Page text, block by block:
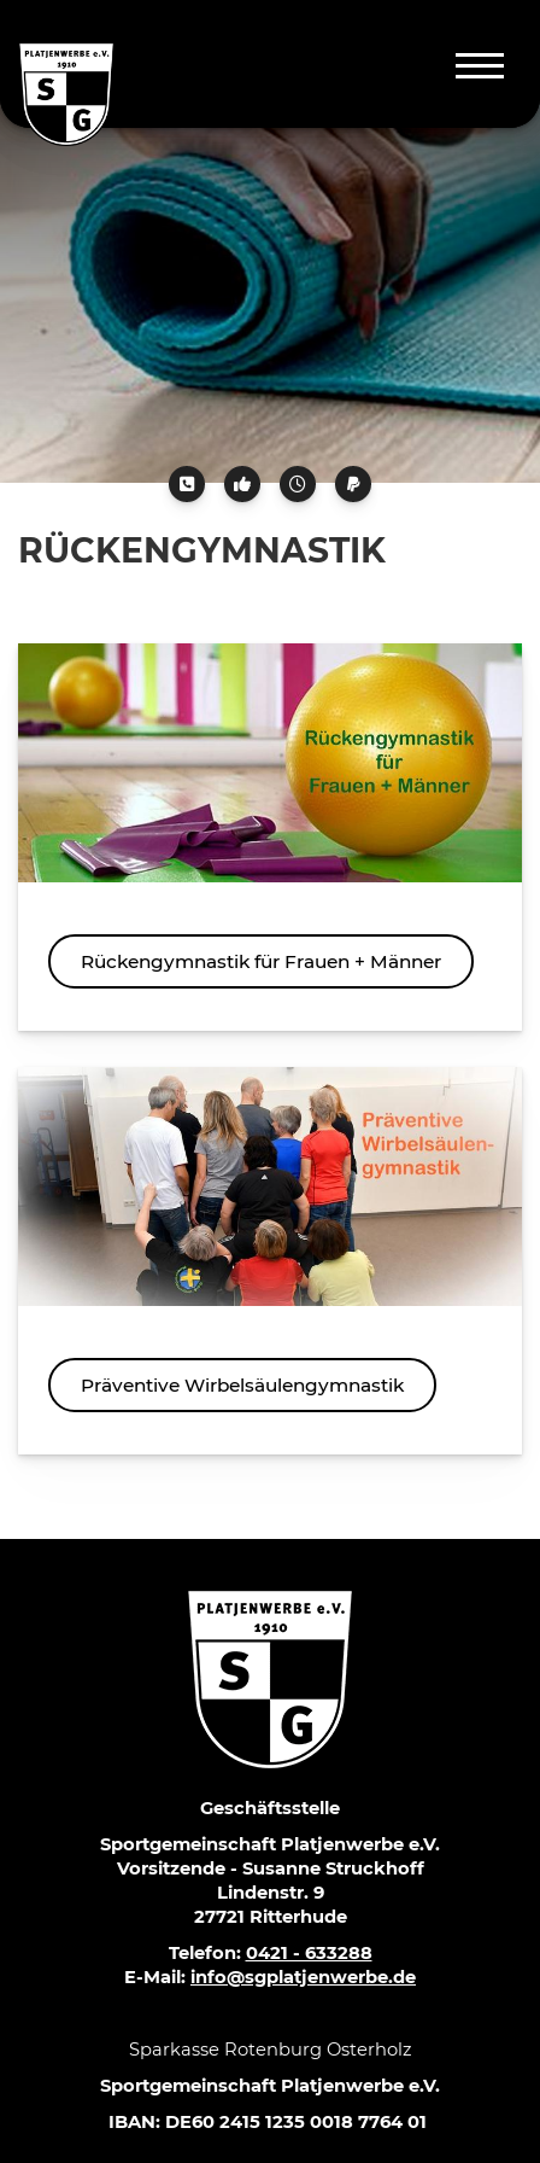
RÜCKENGYMNASTIK
Rückengymnastik für Frauen + Männer
Präventive Wirbelsäulengymnastik
Geschäftsstelle
Sportgemeinschaft Platjenwerbe e.V.
Vorsitzende - Susanne Struckhoff
Lindenstr. 9
27721 Ritterhude
Telefon: 0421 - 633288
E-Mail: info@sgplatjenwerbe.de
Sparkasse Rotenburg Osterholz
Sportgemeinschaft Platjenwerbe e.V.
IBAN: DE60 2415 1235 0018 7764 01